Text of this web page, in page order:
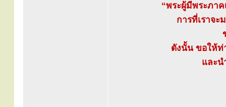
“พระผู้มีพระภา
การที่เราจะ
ดังนั้น ขอให้ท่
และน